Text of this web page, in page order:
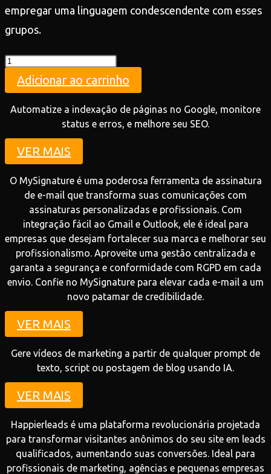
empregar uma linguagem condescendente com esses
grupos.
Teste
quantidade
Adicionar ao carrinho
Automatize a indexação de páginas no Google, monitore
status e erros, e melhore seu SEO.
VER MAIS
O MySignature é uma poderosa ferramenta de assinatura
de e-mail que transforma suas comunicações com
assinaturas personalizadas e profissionais. Com
integração fácil ao Gmail e Outlook, ele é ideal para
empresas que desejam fortalecer sua marca e melhorar seu
profissionalismo. Aproveite uma gestão centralizada e
garanta a segurança e conformidade com RGPD em cada
envio. Confie no MySignature para elevar cada e-mail a um
novo patamar de credibilidade.
VER MAIS
Gere vídeos de marketing a partir de qualquer prompt de
texto, script ou postagem de blog usando IA.
VER MAIS
Happierleads é uma plataforma revolucionária projetada
para transformar visitantes anônimos do seu site em leads
qualificados, aumentando suas conversões. Ideal para
profissionais de marketing, agências e pequenas empresas